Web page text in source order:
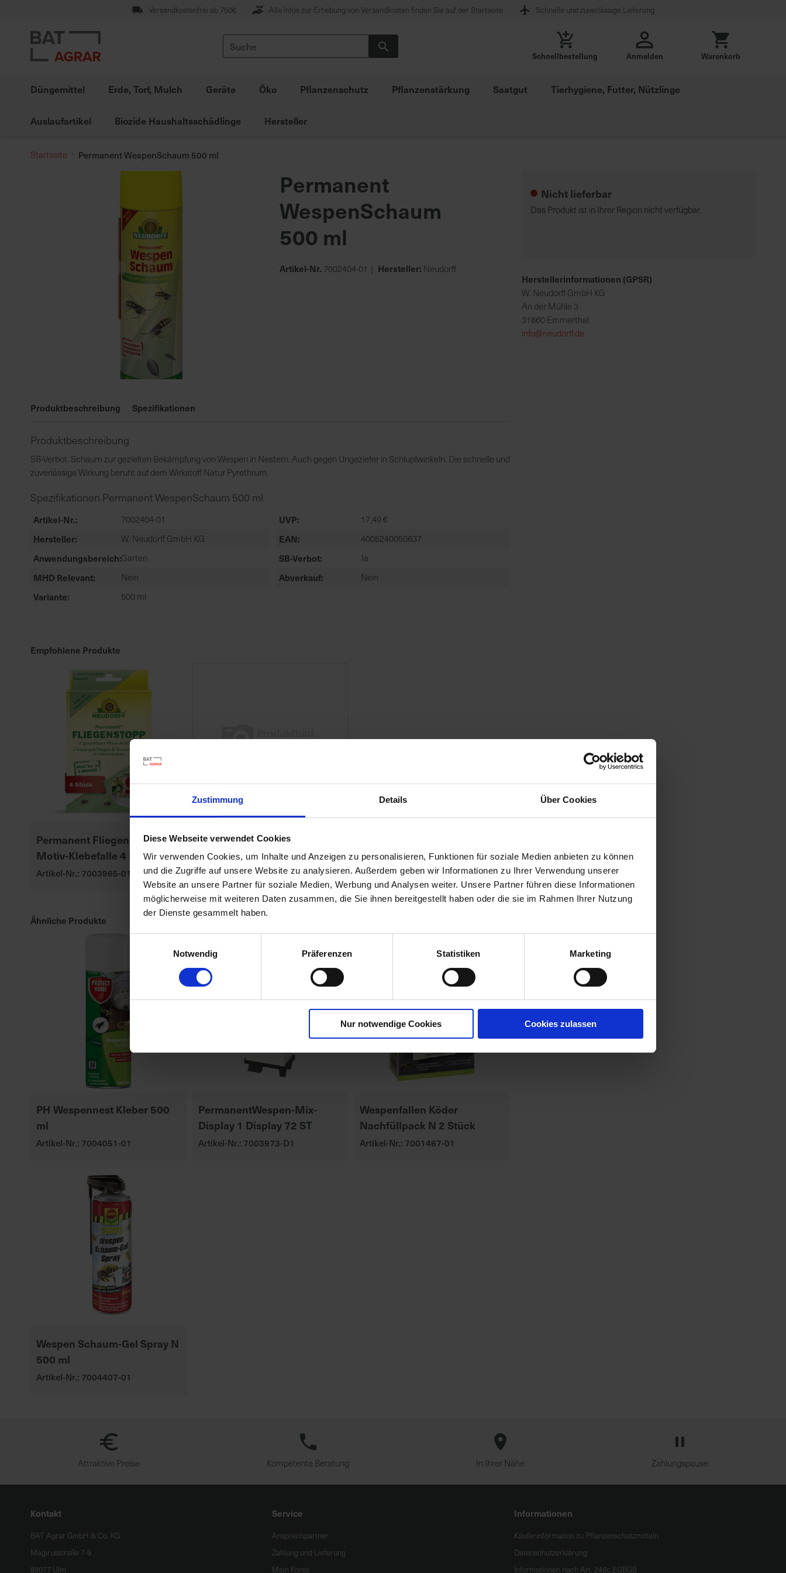
Zustimmung Details Über Cookies
Diese Webseite verwendet Cookies
Wir verwenden Cookies, um Inhalte und Anzeigen zu personalisieren, Funktionen für soziale Medien anbieten zu können
und die Zugriffe auf unsere Website zu analysieren. Außerdem geben wir Informationen zu Ihrer Verwendung unserer
Website an unsere Partner für soziale Medien, Werbung und Analysen weiter. Unsere Partner führen diese Informationen
möglicherweise mit weiteren Daten zusammen, die Sie ihnen bereitgestellt haben oder die sie im Rahmen Ihrer Nutzung
der Dienste gesammelt haben.
Notwendig
Präferenzen Statistiken Marketing
Nur notwendige Cookies Cookies zulassen
springen
Versandkostenfrei ab 750€ Alle Infos zur Erhebung von Versandkosten finden Sie auf der Startseite Schnelle und zuverlässige Lieferung
Suche
Schnellbestellung Anmelden Warenkorb
Düngemittel Erde, Torf, Mulch Geräte Öko Pflanzenschutz Pflanzenstärkung Saatgut Tierhygiene, Futter, Nützlinge
Auslaufartikel Biozide Haushaltsschädlinge Hersteller
Startseite Permanent WespenSchaum 500 ml
der
springen
Permanent
WespenSchaum
500 ml
Artikel-Nr. 7002404-01 Hersteller: Neudorff
Produktbeschreibung Spezifikationen
Produktbeschreibung
SB-Verbot. Schaum zur gezielten Bekämpfung von Wespen in Nestern. Auch gegen Ungeziefer in Schlupfwinkeln. Die schnelle und
zuverlässige Wirkung beruht auf dem Wirkstoff Natur Pyrethrum.
Spezifikationen Permanent WespenSchaum 500 ml
Artikel-Nr. 7002404-01 UVP 17,49 €
Hersteller W. Neudorff GmbH KG EAN 4005240050637
Anwendungsbereich Garten SB-Verbot Ja
MHD Relevant Nein Abverkauf Nein
Variante 500 ml
Empfohlene Produkte
Permanent FliegenStopp
Motiv-Klebefalle 4 Stück
Artikel-Nr.: 7003965-01
Permanent
WespenTURBOSpray
Artikel-Nr.: 7000616-02-cfg
Ähnliche Produkte
PH Wespennest Kleber 500
ml
Artikel-Nr.: 7004051-01
PermanentWespen-Mix-
Display 1 Display 72 ST
Artikel-Nr.: 7003973-D1
Wespenfallen Köder
Nachfüllpack N 2 Stück
Artikel-Nr.: 7001467-01
Wespen Schaum-Gel Spray N
500 ml
Artikel-Nr.: 7004407-01
Nicht lieferbar
Das Produkt ist in Ihrer Region nicht verfügbar.
Herstellerinformationen (GPSR)
W. Neudorff GmbH KG
An der Mühle 3
31860 Emmerthal
info@neudorff.de
Attraktive Preise Kompetente Beratung In Ihrer Nähe Zahlungspause
Kontakt
BAT Agrar GmbH & Co. KG
Magirusstraße 7-9
89077 Ulm
Service
Ansprechpartner
Zahlung und Lieferung
Mein Konto
Informationen
Käuferinformation zu Pflanzenschutzmitteln
Datenschutzerklärung
Informationen nach Art. 246c EGBGB